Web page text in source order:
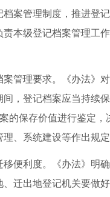
案管理制度，推进登
本级登记档案管理工
管理要求。《办法》
，登记档案应当持续
的保存价值进行鉴定
、系统建设等作出规定
便利度。《办法》明
迁出地登记机关要做